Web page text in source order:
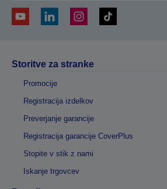
Storitve za stranke
Promocije
Registracija izdelkov
Preverjanje garancije
Registracija garancije CoverPlus
Stopite v stik z nami
Iskanje trgovcev